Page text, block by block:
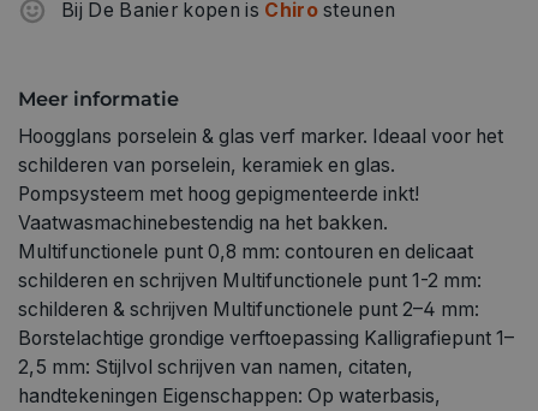
gaat om smaakvolle ton-sur-ton creaties of extravagante
verschillende schildertechnieken worden gebruikt. 4 uur
laten drogen, daarna 30 minuten in de oven bakken op
160 °C (niet voorverwarmen). Laat afkoelen in de oven.
Beschilderd serviesgoed moet gewassen worden op
max. 50 °C op een glazen/kopjes-cyclus.
Bij De Banier kopen is Chirosteunen
Meer informatie
Hoogglans porselein & glas verf marker. Ideaal voor het
schilderen van porselein, keramiek en glas.
Pompsysteem met hoog gepigmenteerde inkt!
Vaatwasmachinebestendig na het bakken.
Multifunctionele punt 0,8 mm: contouren en delicaat
schilderen en schrijven Multifunctionele punt 1-2 mm:
schilderen & schrijven Multifunctionele punt 2–4 mm:
Borstelachtige grondige verftoepassing Kalligrafiepunt 1–
2,5 mm: Stijlvol schrijven van namen, citaten,
handtekeningen Eigenschappen: Op waterbasis,